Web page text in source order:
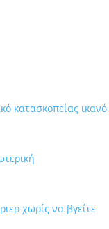
κατασκοπείας ικανό
χωρίς να βγείτε